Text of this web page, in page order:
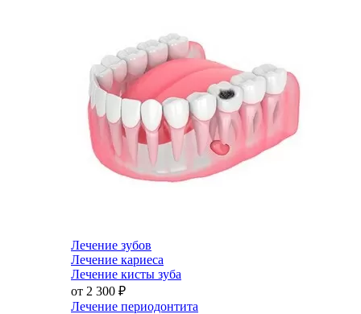
Лечение зубов
Лечение кариеса
Лечение кисты зуба
от 2 300 ₽
Лечение периодонтита